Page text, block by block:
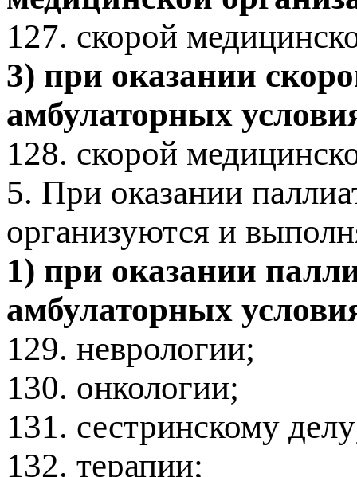
127. скорой
3) при оказании
амбулаторных
128. скорой
5. При оказании
организуются и
1) при оказании
амбулаторных
129. неврологии;
130. онкологии;
131. сестринскому
132. терапии;